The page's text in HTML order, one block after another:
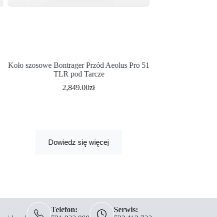
Koło szosowe Bontrager Przód Aeolus Pro 51
TLR pod Tarcze
2,849.00zł
Dowiedz się więcej
Telefon:
Serwis: